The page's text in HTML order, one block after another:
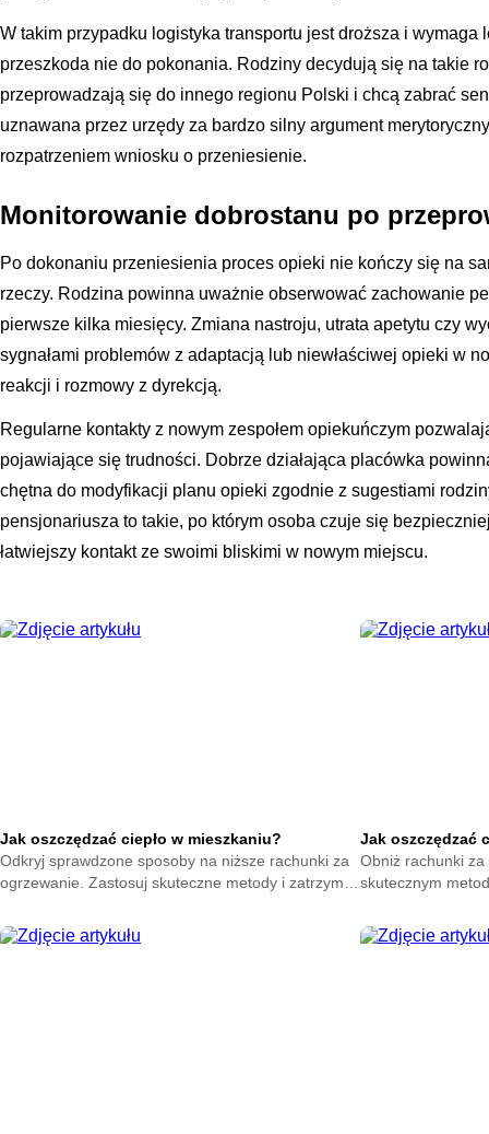
W takim przypadku logistyka transportu jest droższa i
przeszkoda nie do pokonania. Rodziny decydują się na takie
przeprowadzają się do innego regionu Polski i chcą zabrać
uznawana przez urzędy za bardzo silny argument
rozpatrzeniem wniosku o przeniesienie.
Monitorowanie dobrostanu po
Po dokonaniu przeniesienia proces opieki nie kończy się na
rzeczy. Rodzina powinna uważnie obserwować zachowanie
pierwsze kilka miesięcy. Zmiana nastroju, utrata apetytu czy
sygnałami problemów z adaptacją lub niewłaściwej opieki w
reakcji i rozmowy z dyrekcją.
Regularne kontakty z nowym zespołem opiekuńczym
pojawiające się trudności. Dobrze działająca placówka
chętna do modyfikacji planu opieki zgodnie z sugestiami
pensjonariusza to takie, po którym osoba czuje się
łatwiejszy kontakt ze swoimi bliskimi w nowym miejscu.
Jak oszczędzać ciepło w mieszkaniu?
Odkryj sprawdzone sposoby na niższe rachunki za
ogrzewanie. Zastosuj skuteczne metody i zatrzymaj
Jak oszczędzać
Obniż rachunki
skutecznym
oszczędzać już